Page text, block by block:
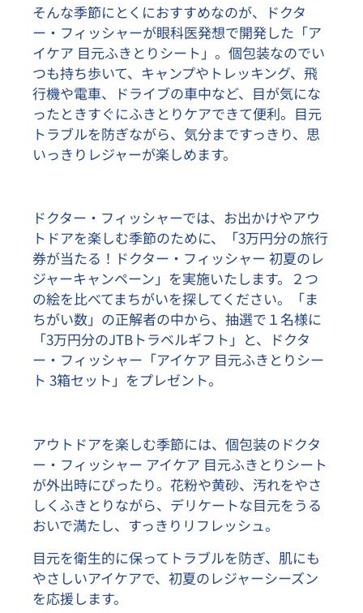
そんな季節にとくにおすすめなのが、ドクタ
ー・フィッシャーが眼科医発想で開発した「ア
イケア 目元ふきとりシート」。個包装なのでい
つも持ち歩いて、キャンプやトレッキング、飛
行機や電車、ドライブの車中など、 目が気にな
ったときすぐにふきとりケアできて便利。目元
トラブルを防ぎながら、気分まですっきり、思
いっきりレジャーが楽しめます。
ドクター・フィッシャーでは、お出かけやアウ
トドアを楽しむ季節のために、「3万円分の旅行
券が当たる！ドクター・フィッシャー 初夏のレ
ジャーキャンペーン」を実施いたします。２つ
の絵を比べてまちがいを探してください。「ま
ちがい数」の正解者の中から、抽選で１名様に
「3万円分のJTBトラベルギフト 」と、ドクタ
ー・フィッシャー「アイケア 目元ふきとりシー
ト 3箱セット」をプレゼント。
アウトドアを楽しむ季節には、個包装のドクタ
ー・フィッシャー アイケア 目元ふきとりシート
が外出時にぴったり。花粉や黄砂、汚れをやさ
しくふきとりながら、デリケートな目元をうる
おいで満たし、すっきりリフレッシュ。
目元を衛生的に保ってトラブルを防ぎ、肌にも
やさしいアイケアで、初夏のレジャーシーズン
を応援します。